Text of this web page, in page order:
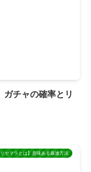
チャの確率とリ
セマラとは】意味ある最速方法